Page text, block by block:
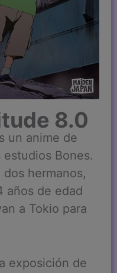
8.0
un anime de
Bones.
hermanos,
años de edad
a Tokio para
exposición de